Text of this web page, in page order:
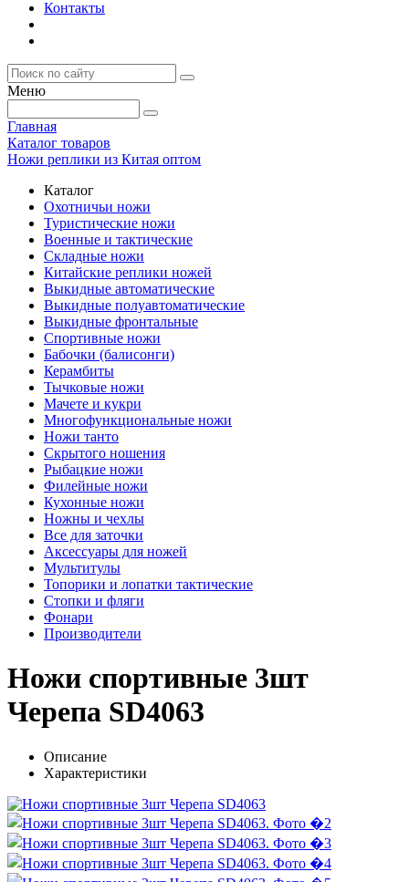
Контакты
Меню
Главная
Каталог товаров
Ножи реплики из Китая оптом
Каталог
Охотничьи ножи
Туристические ножи
Военные и тактические
Складные ножи
Китайские реплики ножей
Выкидные автоматические
Выкидные полуавтоматические
Выкидные фронтальные
Спортивные ножи
Бабочки (балисонги)
Керамбиты
Тычковые ножи
Мачете и кукри
Многофункциональные ножи
Ножи танто
Скрытого ношения
Рыбацкие ножи
Филейные ножи
Кухонные ножи
Ножны и чехлы
Все для заточки
Аксессуары для ножей
Мультитулы
Топорики и лопатки тактические
Стопки и фляги
Фонари
Производители
Ножи спортивные 3шт
Черепа SD4063
Описание
Характеристики